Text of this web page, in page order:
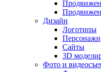
Дизайн
Логотипы
Персонажи
Сайты
3D
Фото и